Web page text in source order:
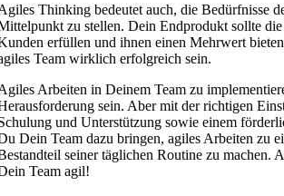
Thinking bedeutet auch, die Bedürfnisse
zu stellen. Dein Endprodukt sollte
erfüllen und ihnen einen Mehrwert
Team wirklich erfolgreich sein.
Arbeiten in Deinem Team zu
sein. Aber mit der richtigen
und Unterstützung sowie einem
Dein Team dazu bringen, agiles Arbeiten zu
seiner täglichen Routine zu machen.
Team agil!